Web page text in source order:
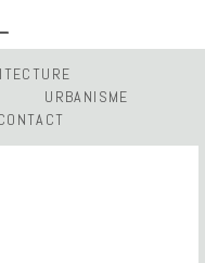
URBANISME